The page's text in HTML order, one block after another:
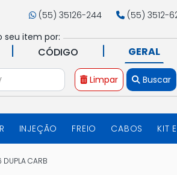
(55) 35126-244 (55) 3512-
seu item por:
| CÓDIGO | GERAL
Limpar Buscar
INJEÇÃO FREIO CABOS KIT
DUPLA CARB